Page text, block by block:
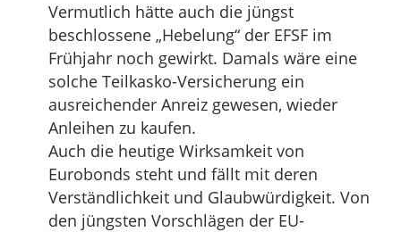
Vermutlich hätte auch die jüngst
beschlossene „Hebelung“ der EFSF im
Frühjahr noch gewirkt. Damals wäre eine
solche Teilkasko-Versicherung ein
ausreichender Anreiz gewesen, wieder
Anleihen zu kaufen.
Auch die heutige Wirksamkeit von
Eurobonds steht und fällt mit deren
Verständlichkeit und Glaubwürdigkeit. Von
den jüngsten Vorschlägen der EU-